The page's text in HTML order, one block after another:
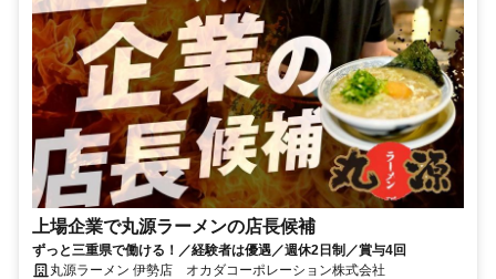
上場企業で丸源ラーメンの店長候補
ずっと三重県で働ける！／経験者は優遇／週休2日制／賞与4回
丸源ラーメン 伊勢店 オカダコーポレーション株式会社